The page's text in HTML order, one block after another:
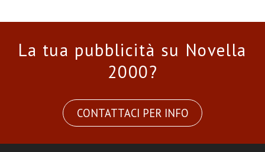
La tua pubblicità su Novella
2000?
CONTATTACI PER INFO